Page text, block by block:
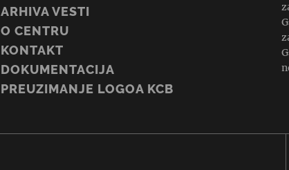
ARHIVA VESTI
O CENTRU
KONTAKT
DOKUMENTACIJA
PREUZIMANJE LOGOA KCB